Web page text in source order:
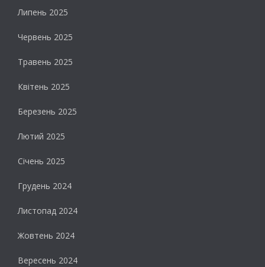
Липень 2025
Червень 2025
Травень 2025
Квітень 2025
Березень 2025
Лютий 2025
Січень 2025
Грудень 2024
Листопад 2024
Жовтень 2024
Вересень 2024